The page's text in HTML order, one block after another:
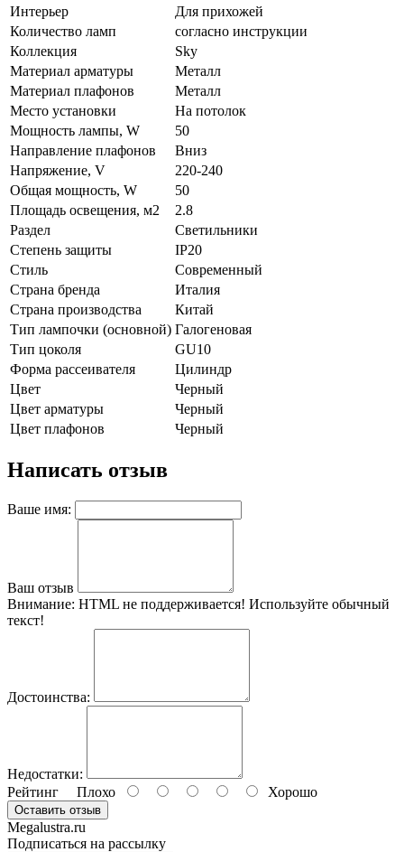
Интерьер
Для прихожей
Количество ламп
согласно инструкции
Коллекция
Sky
Материал арматуры
Металл
Материал плафонов
Металл
Место установки
На потолок
Мощность лампы, W
50
Направление плафонов
Вниз
Напряжение, V
220-240
Общая мощность, W
50
Площадь освещения, м2
2.8
Раздел
Светильники
Степень защиты
IP20
Стиль
Современный
Страна бренда
Италия
Страна производства
Китай
Тип лампочки (основной) Галогеновая
Тип цоколя
GU10
Форма рассеивателя
Цилиндр
Цвет
Черный
Цвет арматуры
Черный
Цвет плафонов
Черный
Написать отзыв
Ваше имя:
Ваш отзыв
Внимание: HTML не поддерживается! Используйте обычный
текст!
Достоинства:
Недостатки:
Рейтинг Плохо Хорошо
Оставить отзыв
Megalustra.ru
Подписаться на рассылку